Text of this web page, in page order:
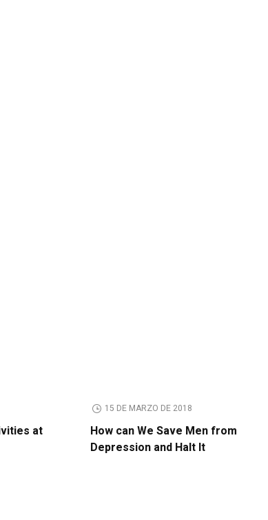
at
15 DE MARZO DE 2018
How can We Save Men from
Depression and Halt It